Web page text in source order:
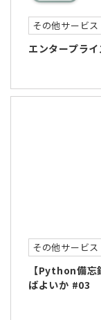
その他サービス
エンタープラ
その他サービス
【Python備
ばよいか #03